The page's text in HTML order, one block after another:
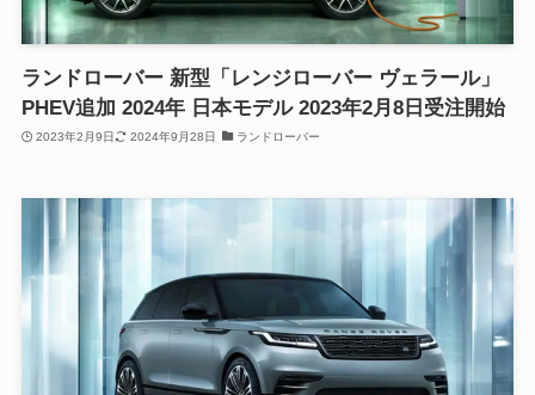
ランドローバー 新型「レンジローバー ヴェラール」
PHEV追加 2024年 日本モデル 2023年2月8日受注開始
2023年2月9日 2024年9月28日 ランドローバー